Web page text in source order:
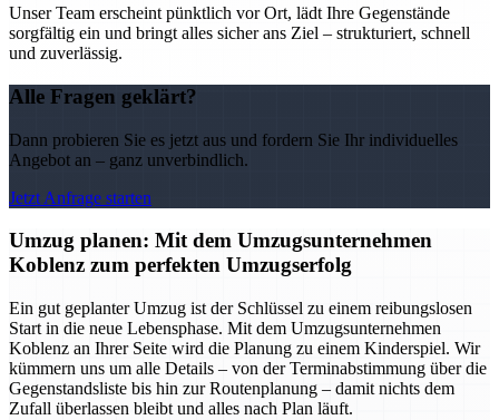
Unser Team erscheint pünktlich vor Ort, lädt Ihre Gegenstände
sorgfältig ein und bringt alles sicher ans Ziel – strukturiert, schnell
und zuverlässig.
Alle Fragen geklärt?
Dann probieren Sie es jetzt aus und fordern Sie Ihr individuelles
Angebot an – ganz unverbindlich.
Jetzt Anfrage starten
Umzug planen: Mit dem Umzugsunternehmen
Koblenz zum perfekten Umzugserfolg
Ein gut geplanter Umzug ist der Schlüssel zu einem reibungslosen
Start in die neue Lebensphase. Mit dem Umzugsunternehmen
Koblenz an Ihrer Seite wird die Planung zu einem Kinderspiel. Wir
kümmern uns um alle Details – von der Terminabstimmung über die
Gegenstandsliste bis hin zur Routenplanung – damit nichts dem
Zufall überlassen bleibt und alles nach Plan läuft.